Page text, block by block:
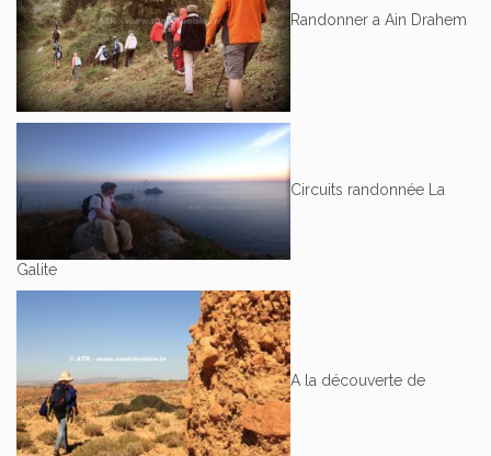
Randonner a Ain Drahem
Circuits randonnée La
Galite
A la découverte de